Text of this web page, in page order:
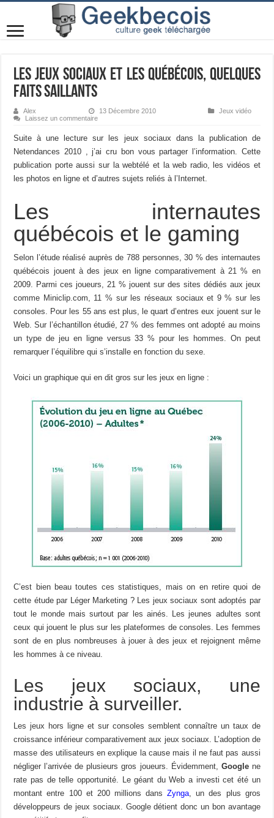
Les jeux sociaux et les québécois, quelques
faits saillants
Alex 13 Décembre 2010
Jeux vidéo
Laissez un commentaire
Suite à une lecture sur les jeux sociaux dans la publication de
Netendances 2010 , j’ai cru bon vous partager l’information. Cette
publication porte aussi sur la webtélé et la web radio, les vidéos et
les photos en ligne et d’autres sujets reliés à l’Internet.
Les internautes
québécois et le gaming
Selon l’étude réalisé auprès de 788 personnes, 30 % des internautes
québécois jouent à des jeux en ligne comparativement à 21 % en
2009. Parmi ces joueurs, 21 % jouent sur des sites dédiés aux jeux
comme Miniclip.com, 11 % sur les réseaux sociaux et 9 % sur les
consoles. Pour les 55 ans est plus, le quart d’entres eux jouent sur le
Web. Sur l’échantillon étudié, 27 % des femmes ont adopté au moins
un type de jeu en ligne versus 33 % pour les hommes. On peut
remarquer l’équilibre qui s’installe en fonction du sexe.
Voici un graphique qui en dit gros sur les jeux en ligne :
C’est bien beau toutes ces statistiques, mais on en retire quoi de
cette étude par Léger Marketing ? Les jeux sociaux sont adoptés par
tout le monde mais surtout par les ainés. Les jeunes adultes sont
ceux qui jouent le plus sur les plateformes de consoles. Les femmes
sont de en plus nombreuses à jouer à des jeux et rejoignent même
les hommes à ce niveau.
Les jeux sociaux, une
industrie à surveiller.
Les jeux hors ligne et sur consoles semblent connaître un taux de
croissance inférieur comparativement aux jeux sociaux. L’adoption de
masse des utilisateurs en explique la cause mais il ne faut pas aussi
négliger l’arrivée de plusieurs gros joueurs. Évidemment, Google ne
rate pas de telle opportunité. Le géant du Web a investi cet été un
montant entre 100 et 200 millions dansZynga , un des plus gros
développeurs de jeux sociaux. Google détient donc un bon avantage